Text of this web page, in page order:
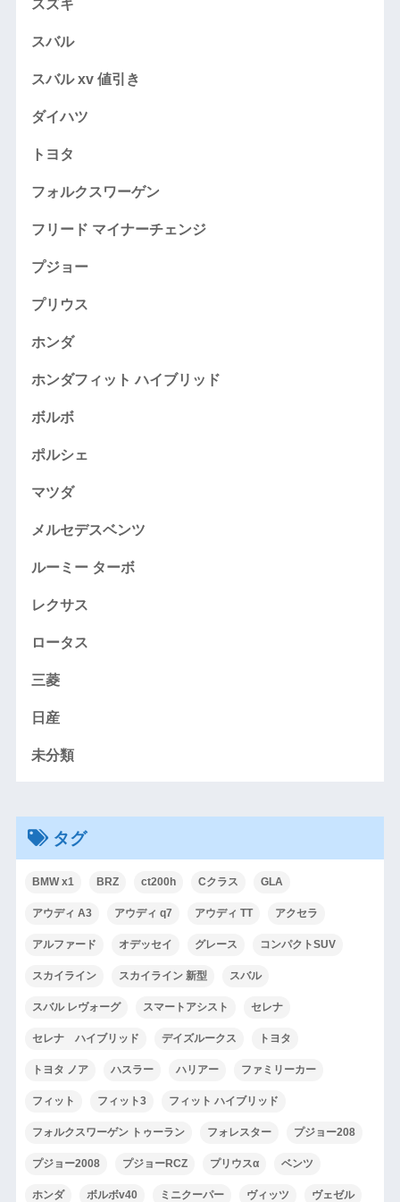
スズキ
スバル
スバル xv 値引き
ダイハツ
トヨタ
フォルクスワーゲン
フリード マイナーチェンジ
プジョー
プリウス
ホンダ
ホンダフィット ハイブリッド
ボルボ
ポルシェ
マツダ
メルセデスベンツ
ルーミー ターボ
レクサス
ロータス
三菱
日産
未分類
タグ
BMW x1 BRZ ct200h Cクラス GLA
アウディ A3 アウディ q7 アウディ TT アクセラ
アルファード オデッセイ グレース コンパクトSUV
スカイライン スカイライン 新型 スバル
スバル レヴォーグ スマートアシスト セレナ
セレナ ハイブリッド デイズルークス トヨタ
トヨタ ノア ハスラー ハリアー ファミリーカー
フィット フィット3 フィット ハイブリッド
フォルクスワーゲン トゥーラン フォレスター プジョー208
プジョー2008 プジョーRCZ プリウスα ベンツ
ホンダ ボルボv40 ミニクーパー ヴィッツ ヴェゼル